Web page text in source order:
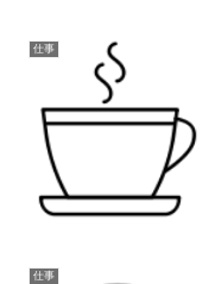
仕事
仕事